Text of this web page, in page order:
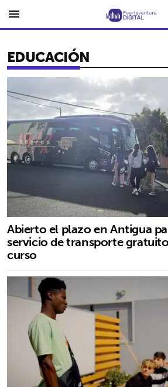
menu
EDUCACIÓN
Abierto el plazo en Antigua
servicio de transporte
curso